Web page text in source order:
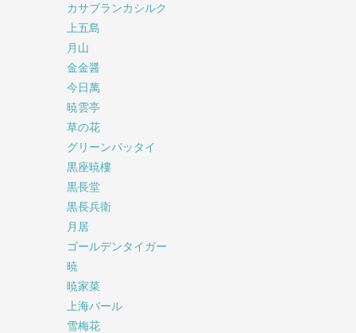
カサブランカシルク
上五島
月山
金金醤
今日萬
暁雲亭
草の花
グリーンパッタイ
黒座暁樓
黒長堂
黒長兵衛
月居
ゴールデンタイガー
暁
暁家菜
上海バール
雪梅花